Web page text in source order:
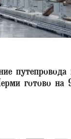
готово на